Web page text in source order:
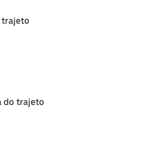
trajeto
do trajeto